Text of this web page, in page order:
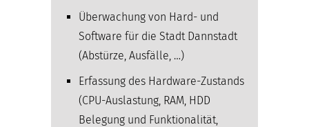
Überwachung von Hard- und
Software für die Stadt Dannstadt
(Abstürze, Ausfälle, …)
Erfassung des Hardware-Zustands
(CPU-Auslastung, RAM, HDD
Belegung und Funktionalität,